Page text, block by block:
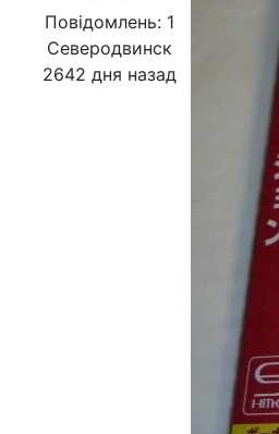
Повідомлень: 1
Северодвинск
2642 дня назад